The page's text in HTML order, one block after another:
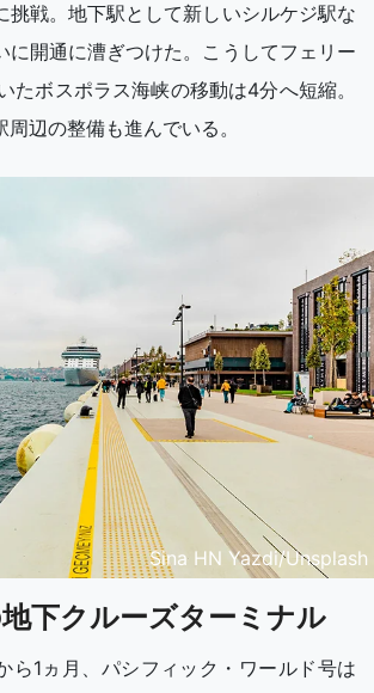
挑戦。地下駅として新しいシルケジ駅な
に開通に漕ぎつけた。こうしてフェリー
たボスポラス海峡の移動は4分へ短縮。
辺の整備も進んでいる。
Sina HN Yazdi/Unsplash
下クルーズターミナル
ら1ヵ月、パシフィック・ワールド号は